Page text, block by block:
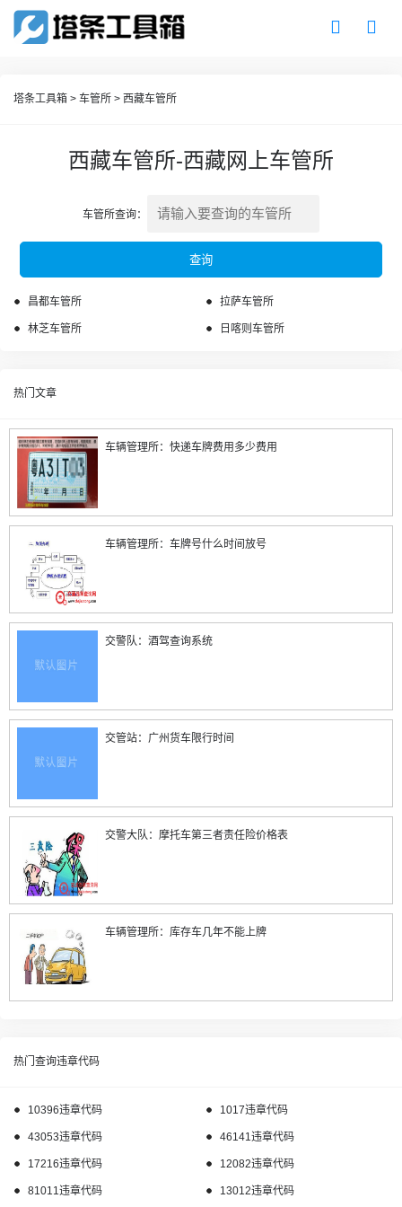
塔条工具箱 > 车管所 > 西藏车管所
西藏车管所-西藏网上车管所
车管所查询：
昌都车管所 拉萨车管所
林芝车管所 日喀则车管所
热门文章
车辆管理所：快递车牌费用多少费用
车辆管理所：车牌号什么时间放号
交警队：酒驾查询系统
交管站：广州货车限行时间
交警大队：摩托车第三者责任险价格表
车辆管理所：库存车几年不能上牌
热门查询违章代码
10396违章代码 1017违章代码
43053违章代码 46141违章代码
17216违章代码 12082违章代码
81011违章代码 13012违章代码